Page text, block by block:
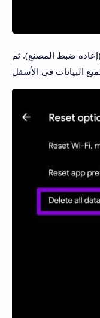
ضبط المصنع). ثم